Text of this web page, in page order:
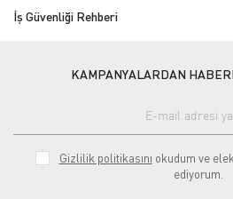
İş Güvenliği Rehberi
KAMPANYALARDAN
Gizlilik politikasını okudum ve
ediyorum.